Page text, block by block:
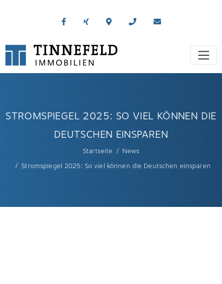
STROMSPIEGEL 2025: SO VIEL KÖNNEN DIE
DEUTSCHEN EINSPAREN
Startseite
News
Stromspiegel 2025: So viel können die Deutschen einsparen